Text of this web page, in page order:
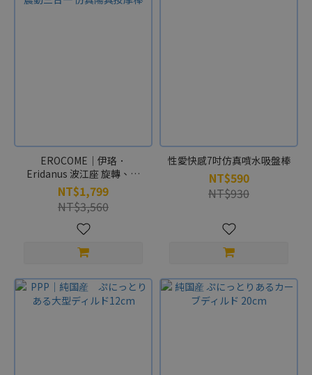
EROCOME｜伊珞．
Eridanus 波江座 旋轉、抽
插、震動三合一 仿真陽具按
摩棒
NT$1,799
NT$3,560
性愛快感7吋仿真噴水吸盤棒
NT$590
NT$930